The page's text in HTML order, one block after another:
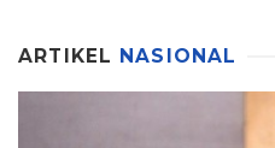
ARTIKEL NASIONAL